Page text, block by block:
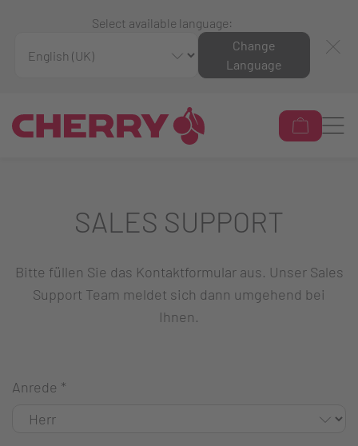
Select available language:
Change
Language
SALES SUPPORT
Bitte füllen Sie das Kontaktformular aus. Unser Sales
Support Team meldet sich dann umgehend bei
Ihnen.
Anrede *